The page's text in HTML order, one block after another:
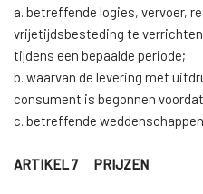
a. betreffende logies, vervoer,
vrijetijdsbesteding te
tijdens een bepaalde periode;
b. waarvan de levering met
consument is begonnen
c. betreffende
ARTIKEL 7 PRIJZEN